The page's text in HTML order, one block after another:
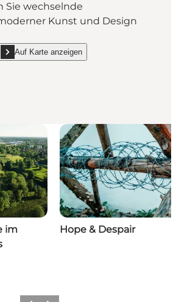
Sie wechselnde
Kunst und Design
in Kolding – Museum für
Auf Karte anzeigen
show Trapholt in Kolding – Museum für Moderne
im
Hope & Despair